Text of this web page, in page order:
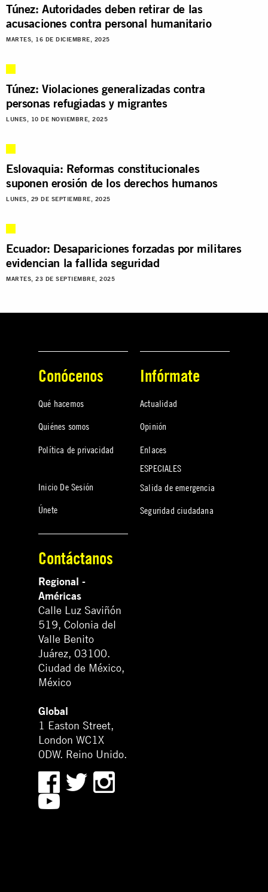
Túnez: Autoridades deben retirar de las
acusaciones contra personal humanitario
MARTES, 16 DE DICIEMBRE, 2025
Túnez: Violaciones generalizadas contra
personas refugiadas y migrantes
LUNES, 10 DE NOVIEMBRE, 2025
Eslovaquia: Reformas constitucionales
suponen erosión de los derechos humanos
LUNES, 29 DE SEPTIEMBRE, 2025
Ecuador: Desapariciones forzadas por militares
evidencian la fallida seguridad
MARTES, 23 DE SEPTIEMBRE, 2025
Conócenos
Qué hacemos
Quiénes somos
Política de privacidad
Inicio De Sesión
Únete
Infórmate
Actualidad
Opinión
Enlaces
ESPECIALES
Salida de emergencia
Seguridad ciudadana
Contáctanos
Regional -
Américas
Calle Luz Saviñón
519, Colonia del
Valle Benito
Juárez, 03100.
Ciudad de México,
México
Global
1 Easton Street,
London WC1X
0DW. Reino Unido.